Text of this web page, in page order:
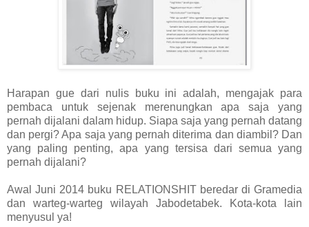
Harapan gue dari nulis buku ini adalah, mengajak para
pembaca untuk sejenak merenungkan apa saja yang
pernah dijalani dalam hidup. Siapa saja yang pernah datang
dan pergi? Apa saja yang pernah diterima dan diambil? Dan
yang paling penting, apa yang tersisa dari semua yang
pernah dijalani?
Awal Juni 2014 buku RELATIONSHIT beredar di Gramedia
dan warteg-warteg wilayah Jabodetabek. Kota-kota lain
menyusul ya!